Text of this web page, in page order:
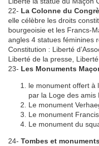
22- La Colonne du
elle célèbre les droits
bourgeoisie et les Francs-
angles 4 statues féminines
Constitution : Liberté
Liberté de la presse, Liberté
23- Les Monuments
le monument offert à
par la Loge des amis
Le monument
Le monument
Le monument du
24- Tombes et